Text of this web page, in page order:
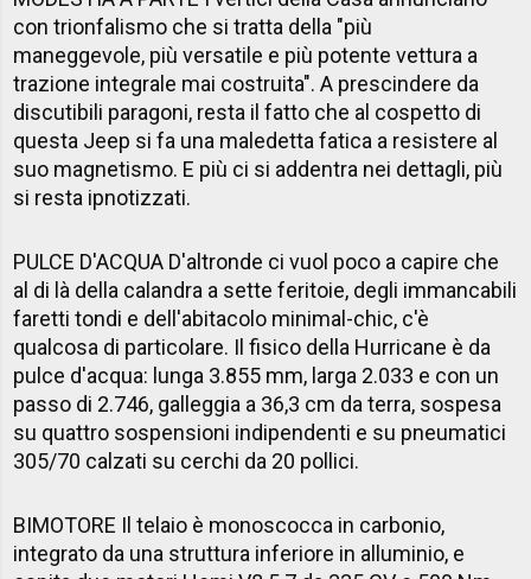
con trionfalismo che si tratta della "più
maneggevole, più versatile e più potente vettura a
trazione integrale mai costruita". A prescindere da
discutibili paragoni, resta il fatto che al cospetto di
questa Jeep si fa una maledetta fatica a resistere al
suo magnetismo. E più ci si addentra nei dettagli, più
si resta ipnotizzati.
PULCE D'ACQUA D'altronde ci vuol poco a capire che
al di là della calandra a sette feritoie, degli immancabili
faretti tondi e dell'abitacolo minimal-chic, c'è
qualcosa di particolare. Il fisico della Hurricane è da
pulce d'acqua: lunga 3.855 mm, larga 2.033 e con un
passo di 2.746, galleggia a 36,3 cm da terra, sospesa
su quattro sospensioni indipendenti e su pneumatici
305/70 calzati su cerchi da 20 pollici.
BIMOTORE Il telaio è monoscocca in carbonio,
integrato da una struttura inferiore in alluminio, e